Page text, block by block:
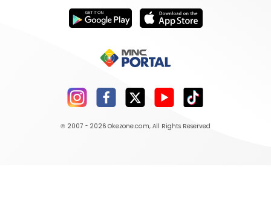
© 2007 - 2026 Okezone.com, All Rights Reserved